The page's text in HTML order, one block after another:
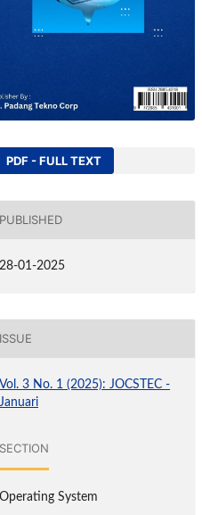
PDF - FULL TEXT
PUBLISHED
28-01-2025
ISSUE
Vol. 3 No. 1 (2025): JOCSTEC -
Januari
SECTION
Operating System